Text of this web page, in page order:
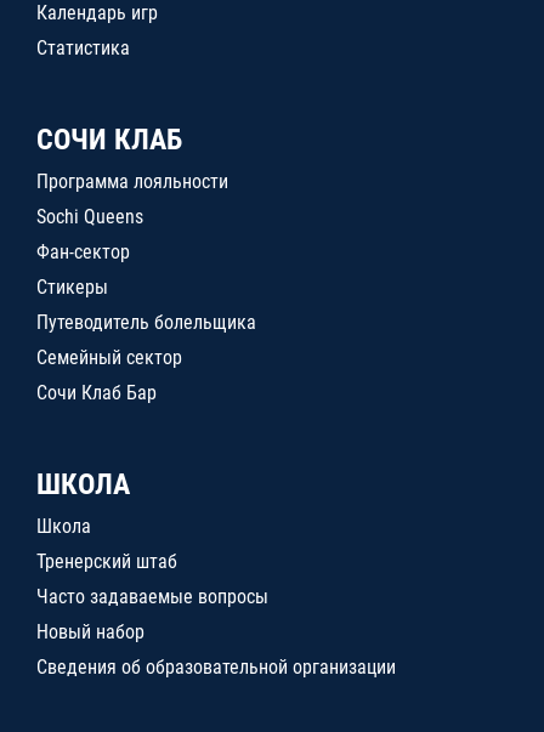
Календарь игр
Статистика
СОЧИ КЛАБ
Программа лояльности
Sochi Queens
Фан-сектор
Стикеры
Путеводитель болельщика
Семейный сектор
Сочи Клаб Бар
ШКОЛА
Школа
Тренерский штаб
Часто задаваемые вопросы
Новый набор
Сведения об образовательной организации